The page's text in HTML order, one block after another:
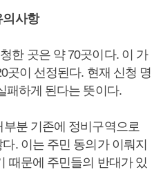
사항
한 곳은 약 70곳이다. 이 가
곳이 선정된다. 현재 신청 명
패하게 된다는 뜻이다.
분 기존에 정비구역으로
. 이는 주민 동의가 이뤄지
때문에 주민들의 반대가 있